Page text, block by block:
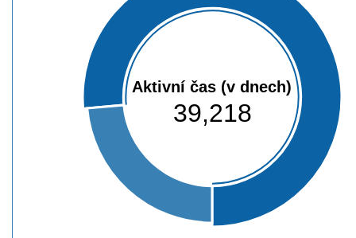
Aktivní čas (v dnech)
39,218